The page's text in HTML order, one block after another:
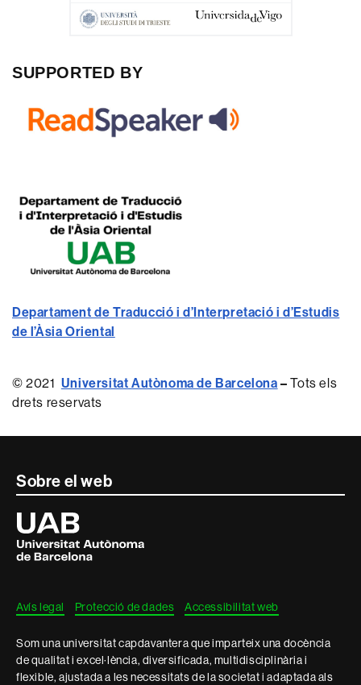
SUPPORTED BY
Departament de Traducció i d’Interpretació i d’Estudis
de l’Àsia Oriental
© 2021 Universitat Autònoma de Barcelona –Tots els
drets reservats
Contacte
informació
legal
Sobre el web
Universitat
Autònoma
de
Barcelona
Avís legal Protecció de dades Accessibilitat web
Som una universitat capdavantera que imparteix una docència
de qualitat i excel·lència, diversificada, multidisciplinària i
flexible, ajustada a les necessitats de la societat i adaptada als